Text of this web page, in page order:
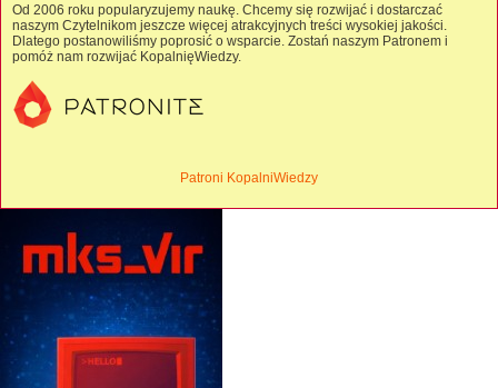
Od 2006 roku popularyzujemy naukę. Chcemy się rozwijać i dostarczać
naszym Czytelnikom jeszcze więcej atrakcyjnych treści wysokiej jakości.
Dlatego postanowiliśmy poprosić o wsparcie. Zostań naszym Patronem i
pomóż nam rozwijać KopalnięWiedzy.
Patroni KopalniWiedzy